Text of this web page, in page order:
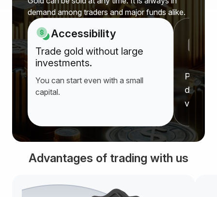
demand among traders and major funds alike.
Accessibility
Trade gold without large
investments.
You can start even with a small
capital.
Prices
value
Advantages of trading with us